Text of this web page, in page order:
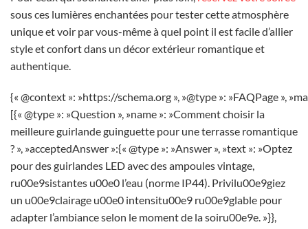
sous ces lumières enchantées pour tester cette atmosphère
unique et voir par vous-même à quel point il est facile d’allier
style et confort dans un décor extérieur romantique et
authentique.
{« @context »: »https://schema.org », »@type »: »FAQPage »,
[{« @type »: »Question », »name »: »Comment choisir la
meilleure guirlande guinguette pour une terrasse romantique
? », »acceptedAnswer »:{« @type »: »Answer », »text »: »Optez
pour des guirlandes LED avec des ampoules vintage,
ru00e9sistantes u00e0 l’eau (norme IP44). Privilu00e9giez
un u00e9clairage u00e0 intensitu00e9 ru00e9glable pour
adapter l’ambiance selon le moment de la soiru00e9e. »}},